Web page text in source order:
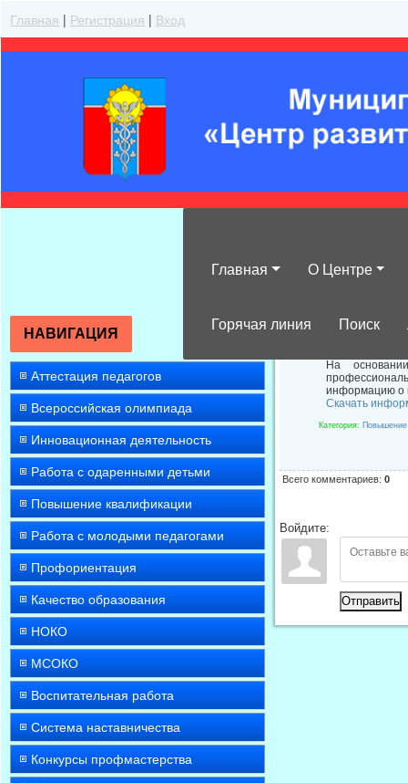
Главная | Регистрация | Вход
Главная О Центре
Горячая линия Поиск
НАВИГАЦИЯ
Аттестация педагогов
Всероссийская олимпиада
Инновационная деятельность
Работа с одаренными детьми
Повышение квалификации
Работа с молодыми педагогами
Профориентация
Качество образования
НОКО
МСОКО
Воспитательная работа
Система наставничества
Конкурсы профмастерства
На
информацию о
Скачать
Категория: Повышение
Всего комментариев: 0
Войдите:
Отправить